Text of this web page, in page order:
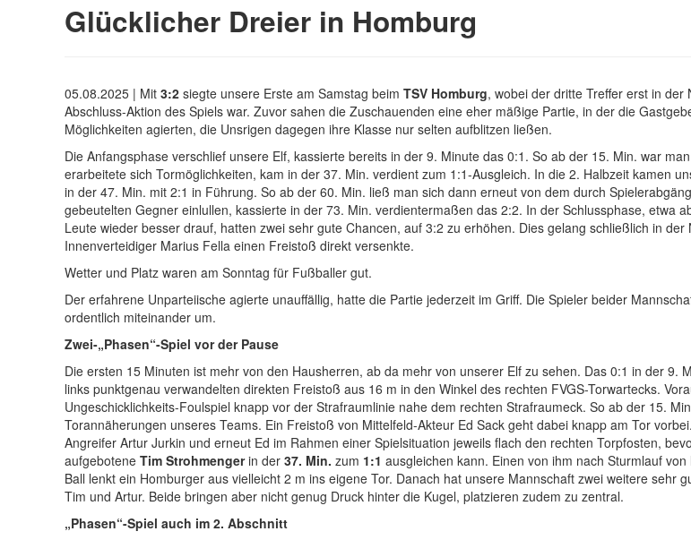
Glücklicher Dreier in Homburg
05.08.2025 | Mit 3:2 siegte unsere Erste am Samstag beim TSV Homburg, wobei der dritte Treffer erst in der
Abschluss-Aktion des Spiels war. Zuvor sahen die Zuschauenden eine eher mäßige Partie, in der die
Möglichkeiten agierten, die Unsrigen dagegen ihre Klasse nur selten aufblitzen ließen.
Die Anfangsphase verschlief unsere Elf, kassierte bereits in der 9. Minute das 0:1. So ab der 15. Min. war
erarbeitete sich Tormöglichkeiten, kam in der 37. Min. verdient zum 1:1-Ausgleich. In die 2. Halbzeit kamen
in der 47. Min. mit 2:1 in Führung. So ab der 60. Min. ließ man sich dann erneut von dem durch
gebeutelten Gegner einlullen, kassierte in der 73. Min. verdientermaßen das 2:2. In der Schlussphase, etwa
Leute wieder besser drauf, hatten zwei sehr gute Chancen, auf 3:2 zu erhöhen. Dies gelang schließlich in
Innenverteidiger Marius Fella einen Freistoß direkt versenkte.
Wetter und Platz waren am Sonntag für Fußballer gut.
Der erfahrene Unparteiische agierte unauffällig, hatte die Partie jederzeit im Griff. Die Spieler beider
ordentlich miteinander um.
Zwei-„Phasen“-Spiel vor der Pause
Die ersten 15 Minuten ist mehr von den Hausherren, ab da mehr von unserer Elf zu sehen. Das 0:1 in der 9.
links punktgenau verwandelten direkten Freistoß aus 16 m in den Winkel des rechten FVGS-Torwartecks.
Ungeschicklichkeits-Foulspiel knapp vor der Strafraumlinie nahe dem rechten Strafraumeck. So ab der 15.
Torannäherungen unseres Teams. Ein Freistoß von Mittelfeld-Akteur Ed Sack geht dabei knapp am Tor
Angreifer Artur Jurkin und erneut Ed im Rahmen einer Spielsituation jeweils flach den rechten Torpfosten,
aufgebotene Tim Strohmengerin der 37. Min. zum 1:1 ausgleichen kann. Einen von ihm nach Sturmlauf
Ball lenkt ein Homburger aus vielleicht 2 m ins eigene Tor. Danach hat unsere Mannschaft zwei weitere sehr
Tim und Artur. Beide bringen aber nicht genug Druck hinter die Kugel, platzieren zudem zu zentral.
„Phasen“-Spiel auch im 2. Abschnitt